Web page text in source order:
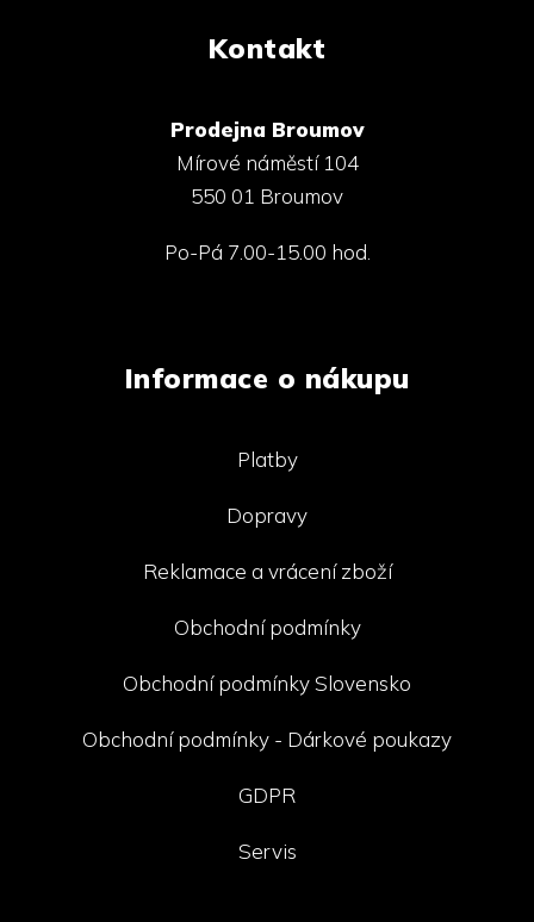
Kontakt
Prodejna Broumov
Mírové náměstí 104
550 01 Broumov
Po-Pá 7.00-15.00 hod.
Informace o nákupu
Platby
Dopravy
Reklamace a vrácení zboží
Obchodní podmínky
Obchodní podmínky Slovensko
Obchodní podmínky - Dárkové poukazy
GDPR
Servis